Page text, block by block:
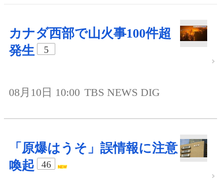
カナダ西部で山火事100件超
発生
5
08月10日 10:00 TBS NEWS DIG
「原爆はうそ」誤情報に注意
喚起
46